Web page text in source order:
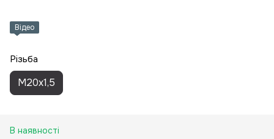
Відео
Різьба
M20x1,5
В наявності